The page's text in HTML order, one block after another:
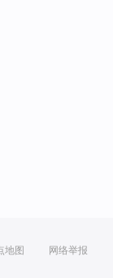
地图 网络举报